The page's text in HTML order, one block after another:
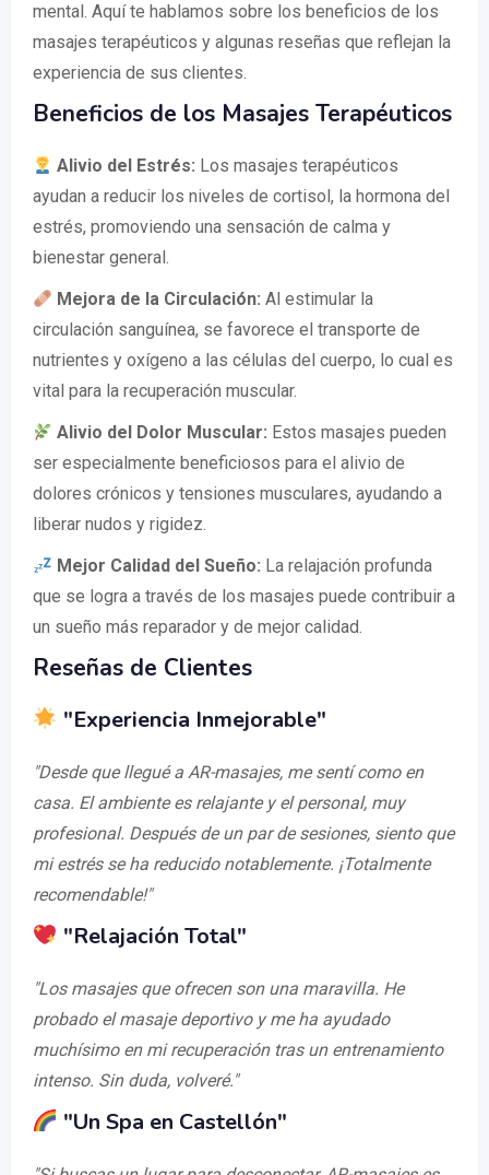
mental. Aquí te hablamos sobre los beneficios de los
masajes terapéuticos y algunas reseñas que reflejan la
experiencia de sus clientes.
Beneficios de los Masajes Terapéuticos
Alivio del Estrés: Los masajes terapéuticos
ayudan a reducir los niveles de cortisol, la hormona del
estrés, promoviendo una sensación de calma y
bienestar general.
Mejora de la Circulación: Al estimular la
circulación sanguínea, se favorece el transporte de
nutrientes y oxígeno a las células del cuerpo, lo cual es
vital para la recuperación muscular.
Alivio del Dolor Muscular: Estos masajes pueden
ser especialmente beneficiosos para el alivio de
dolores crónicos y tensiones musculares, ayudando a
liberar nudos y rigidez.
Mejor Calidad del Sueño: La relajación profunda
que se logra a través de los masajes puede contribuir a
un sueño más reparador y de mejor calidad.
Reseñas de Clientes
"Experiencia Inmejorable"
"Desde que llegué a AR-masajes, me sentí como en
casa. El ambiente es relajante y el personal, muy
profesional. Después de un par de sesiones, siento que
mi estrés se ha reducido notablemente. ¡Totalmente
recomendable!"
"Relajación Total"
"Los masajes que ofrecen son una maravilla. He
probado el masaje deportivo y me ha ayudado
muchísimo en mi recuperación tras un entrenamiento
intenso. Sin duda, volveré."
"Un Spa en Castellón"